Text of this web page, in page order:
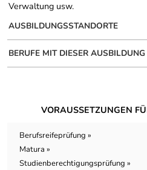
Verwaltung usw.
AUSBILDUNGSSTANDORTE
BERUFE MIT DIESER AUSBILDUNG
VORAUSSETZUNGEN
Berufsreifeprüfung »
Matura »
Studienberechtigungsprüfung »